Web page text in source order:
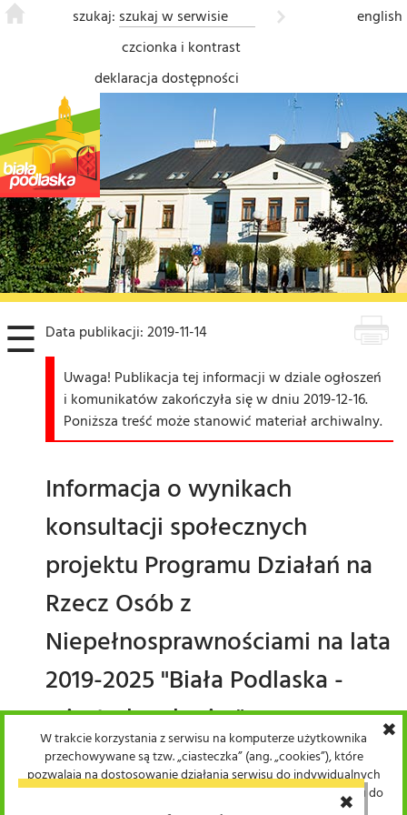
✖
szukaj:
czcionka i kontrast
deklaracja dostępności
english
❮
☰ Data publikacji: 2019-11-14
Uwaga! Publikacja tej informacji w dziale ogłoszeń
i komunikatów zakończyła się w dniu 2019-12-16.
Poniższa treść może stanowić materiał archiwalny.
Informacja o wynikach
konsultacji społecznych
projektu Programu Działań na
Rzecz Osób z
Niepełnosprawnościami na lata
2019-2025 "Biała Podlaska -
miasto bez barier"
Informacja
W trakcie korzystania z serwisu na komputerze użytkownika
przechowywane są tzw. „ciasteczka” (ang. „cookies”), które
pozwalają na dostosowanie działania serwisu do indywidualnych
potrzeb użytkowników. Warunki przechowywania lub dostępu do
plików cookie mogą być określone przez użytkownika w
✖